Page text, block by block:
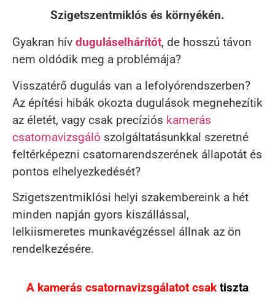
Szigetszentmiklós és környékén.
Gyakran hív duguláselhárítót, de hosszú távon
nem oldódik meg a problémája?
Visszatérő dugulás van a lefolyórendszerben?
Az építési hibák okozta dugulások megnehezítik
az életét, vagy csak precíziós kamerás
csatornavizsgáló szolgáltatásunkkal szeretné
feltérképezni csatornarendszerének állapotát és
pontos elhelyezkedését?
Szigetszentmiklósi helyi szakembereink a hét
minden napján gyors kiszállással,
lelkiismeretes munkavégzéssel állnak az ön
rendelkezésére.
A kamerás csatornavizsgálatot csak tiszta